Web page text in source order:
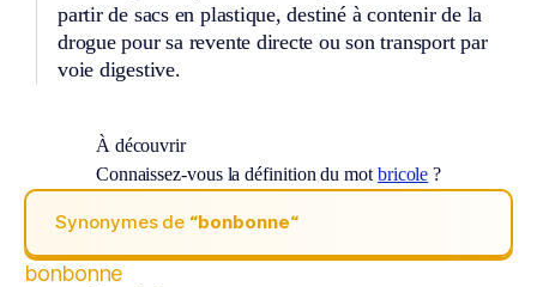
partir de sacs en plastique, destiné à contenir de la
drogue pour sa revente directe ou son transport par
voie digestive.
À découvrir
Connaissez-vous la définition du mot bricole ?
Synonymes de “bonbonne“
bonbonne